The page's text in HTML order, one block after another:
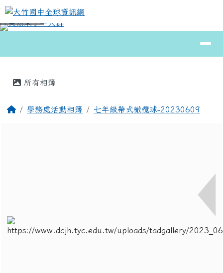
跳至主內容區
大竹國中全球資訊網
⏸
所有相簿
回首頁學務處活動相簿 七年級帶式橄欖球-20230609